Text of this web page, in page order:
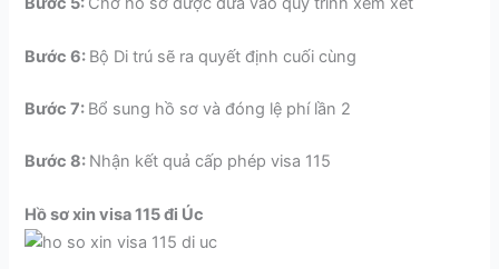
Bước 6: Bộ Di trú sẽ ra quyết định cuối cùng
Bước 7: Bổ sung hồ sơ và đóng lệ phí lần 2
Bước 8: Nhận kết quả cấp phép visa 115
Hồ sơ xin visa 115 đi Úc